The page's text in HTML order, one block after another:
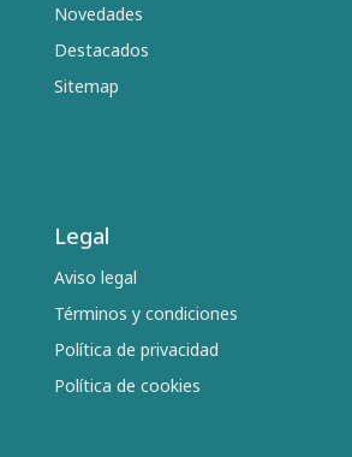
Novedades
Destacados
Sitemap
Legal
Aviso legal
Términos y condiciones
Política de privacidad
Política de cookies